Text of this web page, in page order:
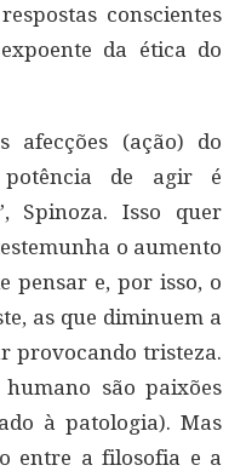
conscientes
da ética do
afecções (ação) do
de agir é
Spinoza. Isso quer
o aumento
pensar e, por isso, o
as que diminuem a
provocando tristeza.
são paixões
à patologia). Mas
entre a filosofia e a